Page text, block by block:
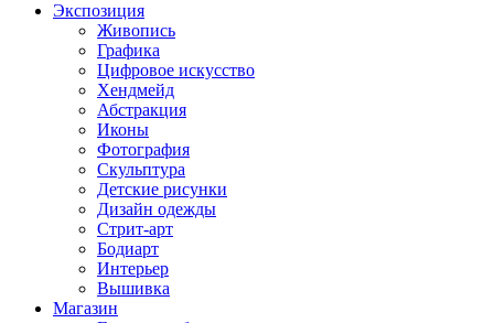
Экспозиция
Живопись
Графика
Цифровое искусство
Хендмейд
Абстракция
Иконы
Фотография
Скульптура
Детские рисунки
Дизайн одежды
Стрит-арт
Бодиарт
Интерьер
Вышивка
Магазин